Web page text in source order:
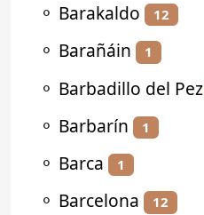
⚬ Barakaldo 12
⚬ Barañáin 1
⚬ Barbadillo del Pez
⚬ Barbarín 1
⚬ Barca 1
⚬ Barcelona 12